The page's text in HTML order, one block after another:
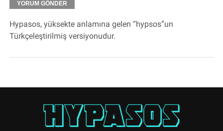
Hypasos, yüksekte anlamına gelen “hypsos”un
Türkçeleştirilmiş versiyonudur.